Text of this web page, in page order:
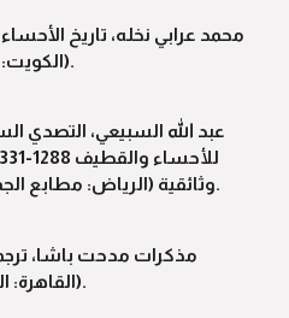
(الكويت: ذات السلاسل، 1980).
عبد الله السبيعي، التصدي
وثائقية (الرياض: مطابع الجمعة الإلكترونية، 1999).
مذكرات مدحت باشا،
(القاهرة: المطبعة الهنديّة، 1913).